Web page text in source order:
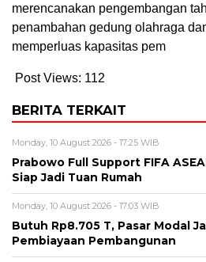
merencanakan pengembangan
penambahan gedung olahraga
memperluas kapasitas pem
Post Views: 112
BERITA TERKAIT
Monday, 10 August 2026 - 17:25 WIB
Prabowo Full Support FIFA
Siap Jadi Tuan Rumah
Monday, 10 August 2026 - 17:03 WIB
Butuh Rp8.705 T, Pasar Modal
Pembiayaan Pembangunan